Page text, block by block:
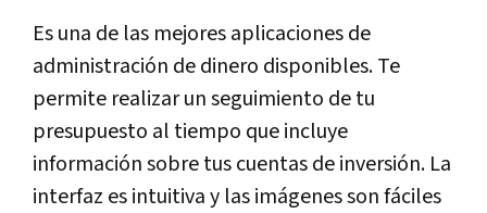
Es una de las mejores aplicaciones de
administración de dinero disponibles. Te
permite realizar un seguimiento de tu
presupuesto al tiempo que incluye
información sobre tus cuentas de inversión. La
interfaz es intuitiva y las imágenes son fáciles